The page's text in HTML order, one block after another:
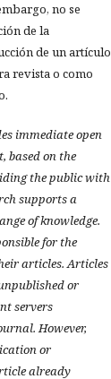
no se
de la
de un artículo
revista o como
immediate open
based on the
the public with
supports a
of knowledge.
for the
articles. Articles
or
servers
However,
or
already